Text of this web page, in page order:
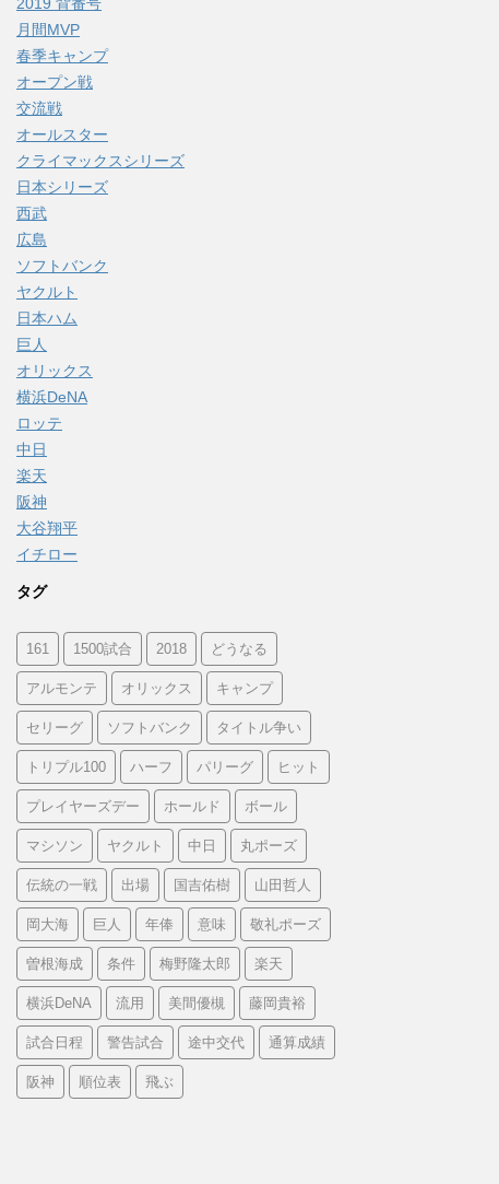
月間MVP
春季キャンプ
オープン戦
交流戦
オールスター
クライマックスシリーズ
日本シリーズ
西武
広島
ソフトバンク
ヤクルト
日本ハム
巨人
オリックス
横浜DeNA
ロッテ
中日
楽天
阪神
大谷翔平
イチロー
タグ
161 1500試合 2018 どうなる
アルモンテ オリックス キャンプ
セリーグ ソフトバンク タイトル争い
トリプル100 ハーフ パリーグ ヒット
プレイヤーズデー ホールド ボール
マシソン ヤクルト 中日 丸ポーズ
伝統の一戦 出場 国吉佑樹 山田哲人
岡大海 巨人 年俸 意味 敬礼ポーズ
曽根海成 条件 梅野隆太郎 楽天
横浜DeNA 流用 美間優槻 藤岡貴裕
試合日程 警告試合 途中交代 通算成績
阪神 順位表 飛ぶ